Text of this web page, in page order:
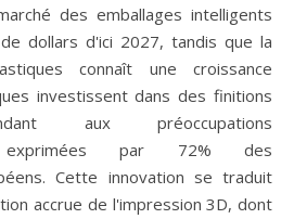
des emballages intelligents
dollars d'ici 2027, tandis que la
connaît une croissance
investissent dans des finitions
aux préoccupations
exprimées par 72% des
Cette innovation se traduit
accrue de l'impression 3D, dont